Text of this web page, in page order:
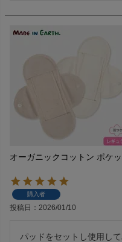
オーガニックコットン ポケ
購入者
投稿日 2026/01/10
パッドをセットし使用し